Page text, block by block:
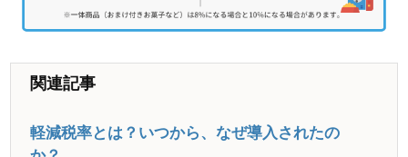
関連記事
軽減税率とは？いつから、なぜ導入されたの